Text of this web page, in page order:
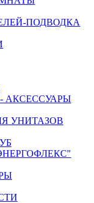
ПОДВОДКА
АКСЕССУАРЫ
УНИТАЗОВ